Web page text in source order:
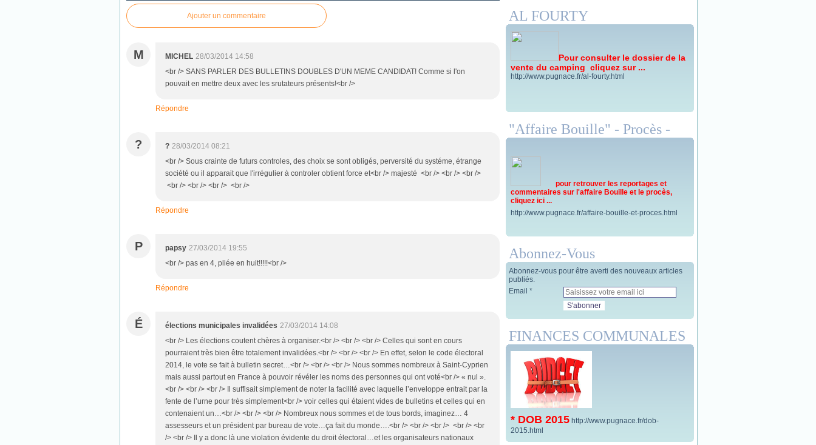
Ajouter un commentaire
M MICHEL 28/03/2014 14:58
<br /> SANS PARLER DES BULLETINS DOUBLES D'UN MEME CANDIDAT! Comme si l'on
pouvait en mettre deux avec les srutateurs présents!<br />
Répondre
? ? 28/03/2014 08:21
<br /> Sous crainte de futurs controles, des choix se sont obligés, perversité du systéme, étrange
société ou il apparait que l'irrégulier à controler obtient force et<br /> majesté <br /> <br /> <br />
<br /> <br /> <br /> <br />
Répondre
P papsy 27/03/2014 19:55
<br /> pas en 4, pliée en huit!!!!!<br />
Répondre
É élections municipales invalidées 27/03/2014 14:08
<br /> Les élections coutent chères à organiser.<br /> <br /> <br /> Celles qui sont en cours
pourraient très bien être totalement invalidées.<br /> <br /> <br /> En effet, selon le code électoral
2014, le vote se fait à bulletin secret…<br /> <br /> <br /> Nous sommes nombreux à Saint-Cyprien
mais aussi partout en France à pouvoir révéler les noms des personnes qui ont voté<br /> « nul ».
<br /> <br /> <br /> Il suffisait simplement de noter la facilité avec laquelle l’enveloppe entrait par la
fente de l’urne pour très simplement<br /> voir celles qui étaient vides de bulletins et celles qui en
contenaient un…<br /> <br /> <br /> Nombreux nous sommes et de tous bords, imaginez… 4
assesseurs et un président par bureau de vote…ça fait du monde….<br /> <br /> <br /> <br /> <br
/> <br /> Il y a donc là une violation évidente du droit électoral…et les organisateurs nationaux
AL FOURTY
Pour consulter le dossier de la
vente du camping cliquez sur ...
http://www.pugnace.fr/al-fourty.html
"Affaire Bouille" - Procès -
pour retrouver les reportages et
commentaires sur l'affaire Bouille et le procès,
cliquez ici ...
http://www.pugnace.fr/affaire-bouille-et-proces.html
Abonnez-Vous
Abonnez-vous pour être averti des nouveaux articles
publiés.
Email
FINANCES COMMUNALES
* DOB 2015 http://www.pugnace.fr/dob-
2015.html